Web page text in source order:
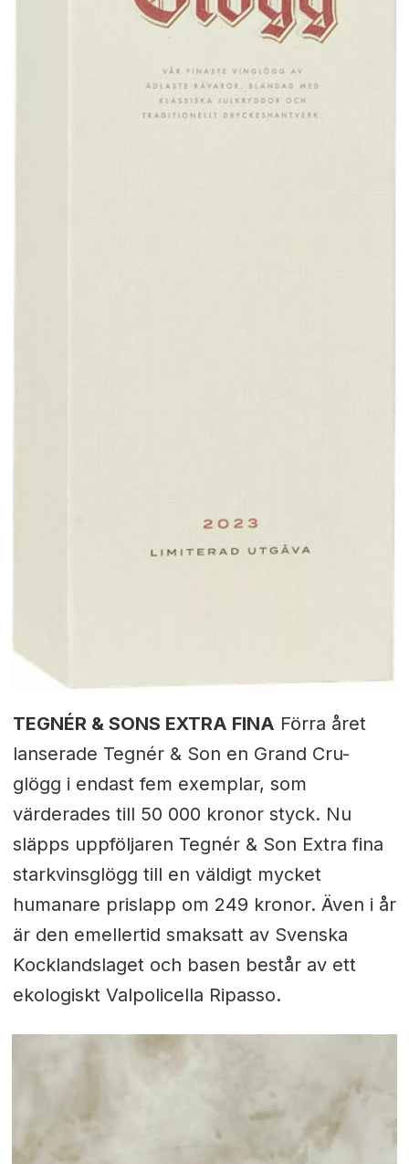
TEGNÉR & SONS EXTRA FINA Förra året
lanserade Tegnér & Son en Grand Cru-
glögg i endast fem exemplar, som
värderades till 50 000 kronor styck. Nu
släpps uppföljaren Tegnér & Son Extra fina
starkvinsglögg till en väldigt mycket
humanare prislapp om 249 kronor. Även i år
är den emellertid smaksatt av Svenska
Kocklandslaget och basen består av ett
ekologiskt Valpolicella Ripasso.